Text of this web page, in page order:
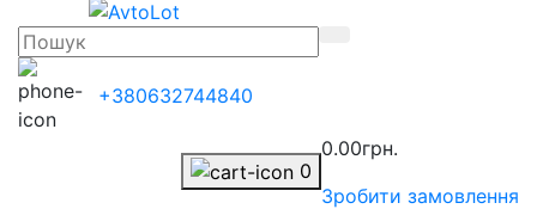
+380632744840
0
0.00грн.
Зробити замовлення